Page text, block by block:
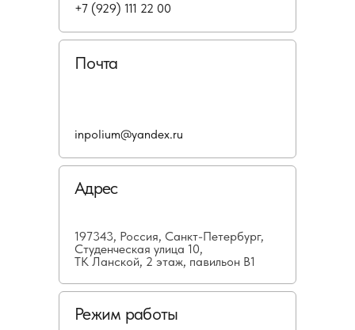
Почта
Адрес
197343, Россия, Санкт-Петербург,
Студенческая улица 10,
ТК Ланской, 2 этаж, павильон В1
Режим работы
+7 (929) 111 22 00
inpolium@yandex.ru